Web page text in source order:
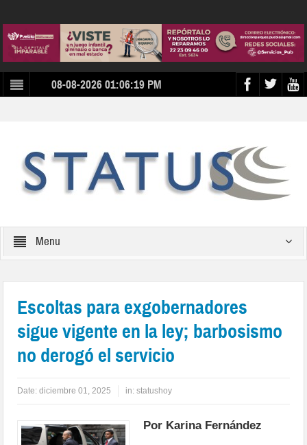
08-08-2026 01:06:19 PM
Menu
Escoltas para exgobernadores
sigue vigente en la ley; barbosismo
no derogó el servicio
Date:diciembre 01, 2025 in:statushoy
Por Karina Fernández